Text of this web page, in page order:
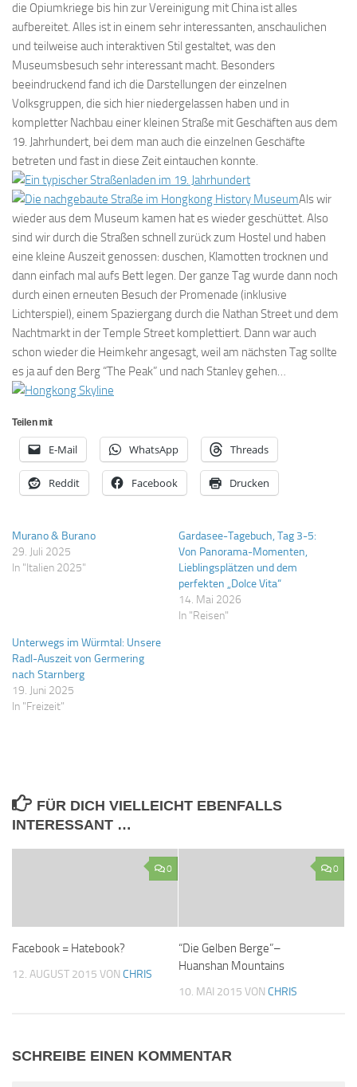
die Opiumkriege bis hin zur Vereinigung mit China ist alles
aufbereitet. Alles ist in einem sehr interessanten, anschaulichen
und teilweise auch interaktiven Stil gestaltet, was den
Museumsbesuch sehr interessant macht. Besonders
beeindruckend fand ich die Darstellungen der einzelnen
Volksgruppen, die sich hier niedergelassen haben und in
kompletter Nachbau einer kleinen Straße mit Geschäften aus dem
19. Jahrhundert, bei dem man auch die einzelnen Geschäfte
betreten und fast in diese Zeit eintauchen konnte.
Als wir
wieder aus dem Museum kamen hat es wieder geschüttet. Also
sind wir durch die Straßen schnell zurück zum Hostel und haben
eine kleine Auszeit genossen: duschen, Klamotten trocknen und
dann einfach mal aufs Bett legen. Der ganze Tag wurde dann noch
durch einen erneuten Besuch der Promenade (inklusive
Lichterspiel), einem Spaziergang durch die Nathan Street und dem
Nachtmarkt in der Temple Street komplettiert. Dann war auch
schon wieder die Heimkehr angesagt, weil am nächsten Tag sollte
es ja auf den Berg “The Peak” und nach Stanley gehen…
Teilen mit
E-Mail WhatsApp Threads
Reddit Facebook Drucken
Murano & Burano
29. Juli 2025
In "Italien 2025"
Gardasee-Tagebuch, Tag 3-5:
Von Panorama-Momenten,
Lieblingsplätzen und dem
perfekten „Dolce Vita“
14. Mai 2026
In "Reisen"
Unterwegs im Würmtal: Unsere
Radl-Auszeit von Germering
nach Starnberg
19. Juni 2025
In "Freizeit"
FÜR DICH VIELLEICHT EBENFALLS
INTERESSANT …
0
Facebook = Hatebook?
12. AUGUST 2015 VON CHRIS
0
“Die Gelben Berge”–
Huanshan Mountains
10. MAI 2015 VON CHRIS
SCHREIBE EINEN KOMMENTAR